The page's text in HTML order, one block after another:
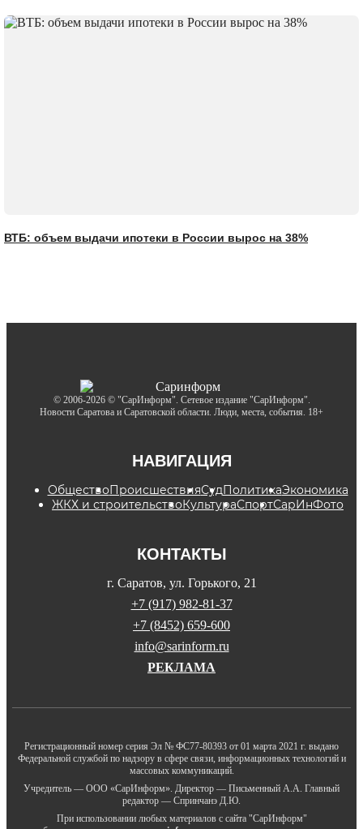
ВТБ: объем выдачи ипотеки в России вырос на 38%
© 2006-2026 © "СарИнформ". Сетевое издание "СарИнформ".
Новости Саратова и Саратовской области. Люди, места, события. 18+
НАВИГАЦИЯ
ОбществоПроисшествияСудПолитикаЭкономика
ЖКХ и строительствоКультураСпортСарИнФото
КОНТАКТЫ
г. Саратов, ул. Горького, 21
+7 (917) 982-81-37
+7 (8452) 659-600
info@sarinform.ru
РЕКЛАМА
Регистрационный номер серия Эл № ФС77-80393 от 01 марта 2021 г. выдано
Федеральной службой по надзору в сфере связи, информационных технологий и
массовых коммуникаций.
Учредитель — ООО «СарИнформ». Директор — Письменный А.А. Главный
редактор — Спринчанэ Д.Ю.
При использовании любых материалов с сайта "СарИнформ"